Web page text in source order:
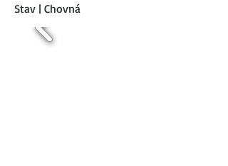
Stav | Chovná